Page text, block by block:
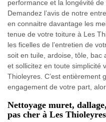
performance et la longévité
Demandez l’avis de notre
en connaitre davantage les
tenue de votre toiture à Les
les ficelles de l’entretien de
soit en tuile, ardoise, tôle, bac
et sollicitez en toute simplicité
Thioleyres. C’est entièrement
engagement de votre part,
Nettoyage muret,
pas cher à Les Thioleyres